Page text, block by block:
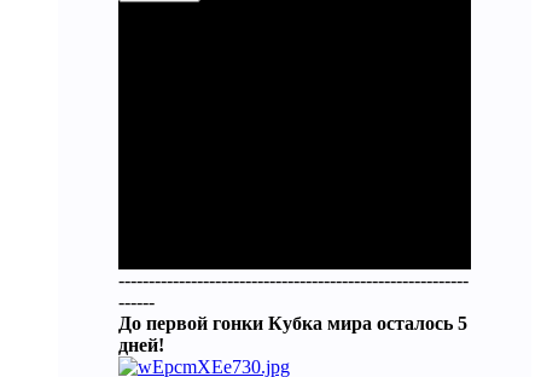
----------------------------------------------------------
------
До первой гонки Кубка мира осталось 5
дней!